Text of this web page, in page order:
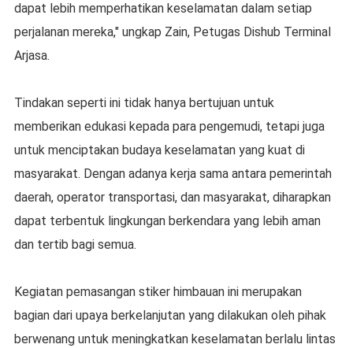
dapat lebih memperhatikan keselamatan dalam setiap
perjalanan mereka," ungkap Zain, Petugas Dishub Terminal
Arjasa.
Tindakan seperti ini tidak hanya bertujuan untuk
memberikan edukasi kepada para pengemudi, tetapi juga
untuk menciptakan budaya keselamatan yang kuat di
masyarakat. Dengan adanya kerja sama antara pemerintah
daerah, operator transportasi, dan masyarakat, diharapkan
dapat terbentuk lingkungan berkendara yang lebih aman
dan tertib bagi semua.
Kegiatan pemasangan stiker himbauan ini merupakan
bagian dari upaya berkelanjutan yang dilakukan oleh pihak
berwenang untuk meningkatkan keselamatan berlalu lintas